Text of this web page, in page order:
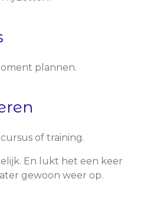
plannen.
of training.
En lukt het een keer
gewoon weer op.